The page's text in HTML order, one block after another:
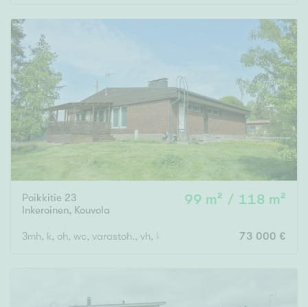
Poikkitie 23
Inkeroinen, Kouvola
99 m² / 118 m²
3mh, k, oh, wc, varastoh., vh, kph, s, autotalli 73 000 €